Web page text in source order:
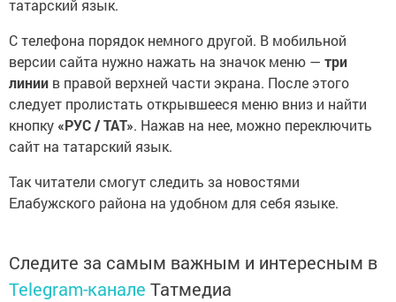
татарский язык.
С телефона порядок немного другой. В мобильной
версии сайта нужно нажать на значок меню — три
линии в правой верхней части экрана. После этого
следует пролистать открывшееся меню вниз и найти
кнопку «РУС / ТАТ». Нажав на нее, можно переключить
сайт на татарский язык.
Так читатели смогут следить за новостями
Елабужского района на удобном для себя языке.
Следите за самым важным и интересным в
Telegram-канале Татмедиа